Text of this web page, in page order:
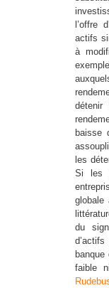
l’offre
actifs
à
baisse
les
Si les
globale
du
faible